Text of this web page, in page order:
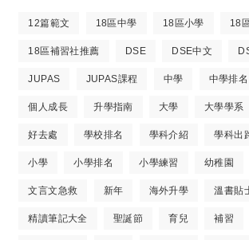
12篇範文 18區中學 18區小學 18
18區補習社推薦 DSE DSE中文
JUPAS JUPAS課程 中學 中學排名
個人成長 升學指南 大學 大學學系
好去處 學校排名 學科介紹 學科出
小學 小學排名 小學練習 幼稚園
文言文急救 新年 海外升學 溫書貼
精讀筆記大全 聖誕節 育兒 補習